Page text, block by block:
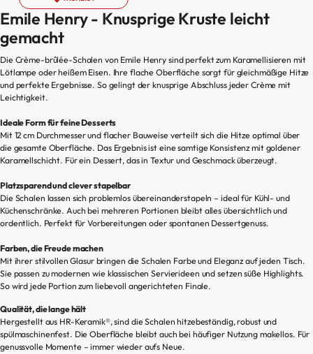
Emile Henry - Knusprige Kruste leicht
gemacht
Die Crème-brûlée-Schalen von Emile Henry sind perfekt zum Karamellisieren mit
Lötlampe oder heißem Eisen. Ihre flache Oberfläche sorgt für gleichmäßige Hitze
und perfekte Ergebnisse. So gelingt der knusprige Abschluss jeder Crème mit
Leichtigkeit.
Ideale Form für feine Desserts
Mit 12 cm Durchmesser und flacher Bauweise verteilt sich die Hitze optimal über
die gesamte Oberfläche. Das Ergebnis ist eine samtige Konsistenz mit goldener
Karamellschicht. Für ein Dessert, das in Textur und Geschmack überzeugt.
Platzsparend und clever stapelbar
Die Schalen lassen sich problemlos übereinanderstapeln – ideal für Kühl- und
Küchenschränke. Auch bei mehreren Portionen bleibt alles übersichtlich und
ordentlich. Perfekt für Vorbereitungen oder spontanen Dessertgenuss.
Farben, die Freude machen
Mit ihrer stilvollen Glasur bringen die Schalen Farbe und Eleganz auf jeden Tisch.
Sie passen zu modernen wie klassischen Servierideen und setzen süße Highlights.
So wird jede Portion zum liebevoll angerichteten Finale.
Qualität, die lange hält
Hergestellt aus HR-Keramik®, sind die Schalen hitzebeständig, robust und
spülmaschinenfest. Die Oberfläche bleibt auch bei häufiger Nutzung makellos. Für
genussvolle Momente – immer wieder aufs Neue.